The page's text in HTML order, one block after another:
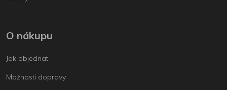
O nákupu
Jak objednat
Možnosti dopravy